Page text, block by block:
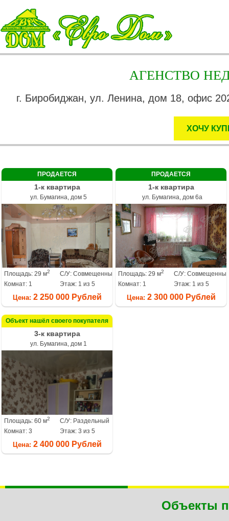
АГЕНСТВО
г. Биробиджан, ул. Ленина, дом 18, офис
ХОЧУ
ПРОДАЕТСЯ
1-к квартира
ул. Бумагина, дом 5
Площадь: 29 м2
С/У: Совмещенный
Комнат: 1
Этаж: 1 из 5
Цена:2 250 000 Рублей
ПРОДАЕТСЯ
1-к квартира
ул. Бумагина, дом 6а
Площадь: 29 м2
С/У:
Комнат: 1
Этаж: 1 из 5
Цена:2 300 000 Рублей
Объект нашёл своего покупателя
3-к квартира
ул. Бумагина, дом 1
Площадь: 60 м2
С/У: Раздельный
Комнат: 3
Этаж: 3 из 5
Цена:2 400 000 Рублей
Объекты